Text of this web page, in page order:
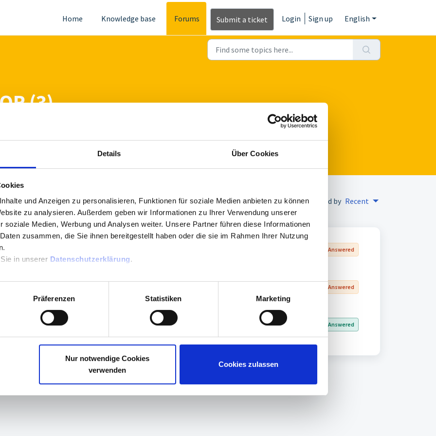
Details Über Cookies
und Anzeigen zu personalisieren, Funktionen für soziale Medien anbieten zu können
zu analysieren. Außerdem geben wir Informationen zu Ihrer Verwendung unserer
soziale Medien, Werbung und Analysen weiter. Unsere Partner führen diese Informationen
zusammen, die Sie ihnen bereitgestellt haben oder die sie im Rahmen Ihrer Nutzung
in unserer Datenschutzerklärung.
Präferenzen Statistiken Marketing
Nur notwendige Cookies
verwenden
Cookies zulassen
Home Knowledge base Forums Submit a ticket Login Sign up English
(3)
Sorted by Recent
Last Reply by tyerodover 1 year ago
Un Answered
Reply by Frank Sassover 2 years ago
Un Answered
Answered